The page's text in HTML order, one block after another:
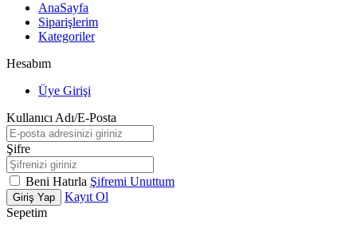
AnaSayfa
Siparişlerim
Kategoriler
Hesabım
Üye Girişi
Kullanıcı Adı/E-Posta
Şifre
Beni Hatırla Şifremi Unuttum
Giriş Yap
Kayıt Ol
Sepetim